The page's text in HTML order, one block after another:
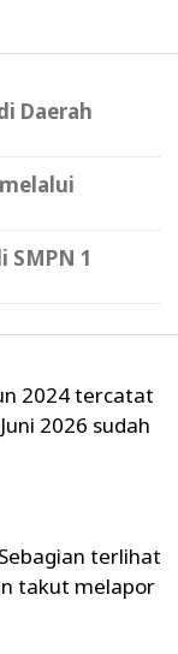
Daerah
SMPN 1
2024 tercatat
2026 sudah
terlihat
takut melapor